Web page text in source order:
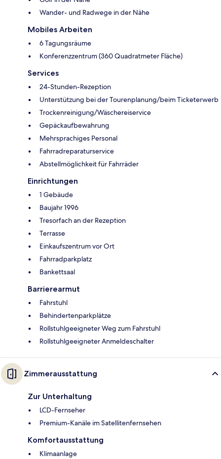
Wander- und Radwege in der Nähe
Mobiles Arbeiten
6 Tagungsräume
Konferenzzentrum (360 Quadratmeter Fläche)
Services
24-Stunden-Rezeption
Unterstützung bei der Tourenplanung/beim Ticketerwerb
Trockenreinigung/Wäschereiservice
Gepäckaufbewahrung
Mehrsprachiges Personal
Fahrradreparaturservice
Abstellmöglichkeit für Fahrräder
Einrichtungen
1 Gebäude
Baujahr 1996
Tresorfach an der Rezeption
Terrasse
Einkaufszentrum vor Ort
Fahrradparkplatz
Bankettsaal
Barrierearmut
Fahrstuhl
Behindertenparkplätze
Rollstuhlgeeigneter Weg zum Fahrstuhl
Rollstuhlgeeigneter Anmeldeschalter
Zimmerausstattung
Zur Unterhaltung
LCD-Fernseher
Premium-Kanäle im Satellitenfernsehen
Komfortausstattung
Klimaanlage